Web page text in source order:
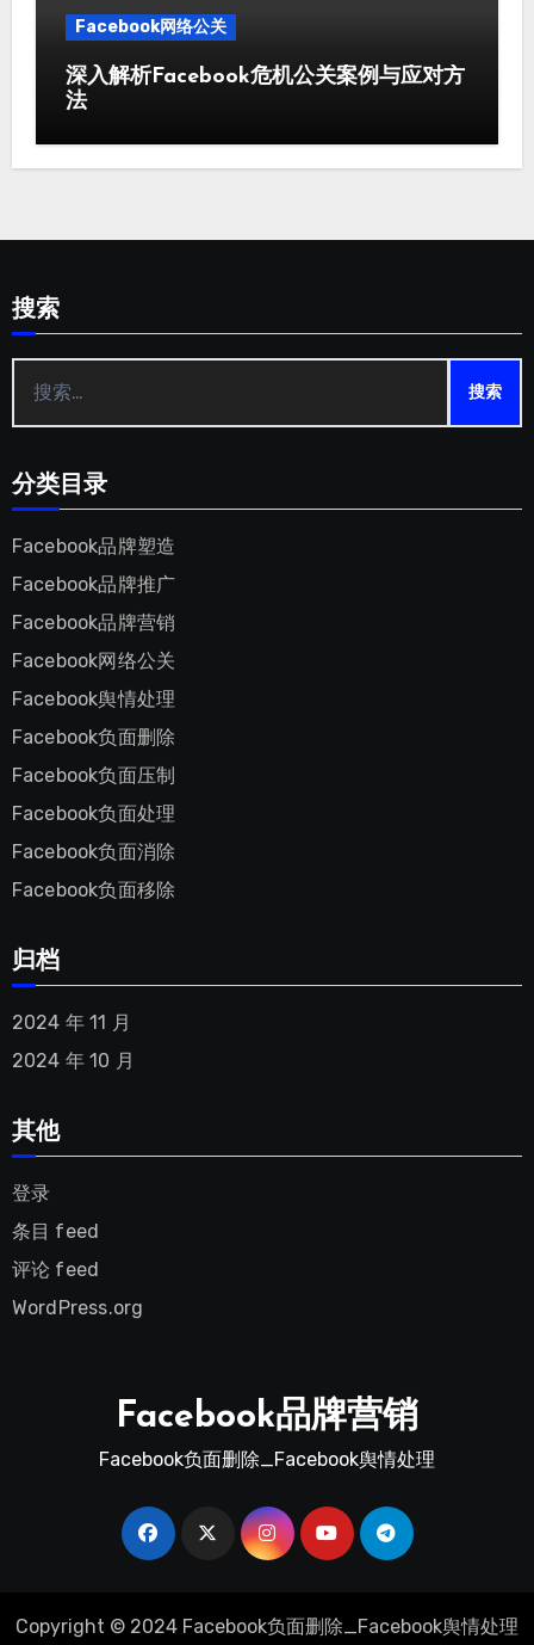
Facebook网络公关
深入解析Facebook危机公关案例与应对方
法
搜索
索：
分类目录
Facebook品牌塑造
Facebook品牌推广
Facebook品牌营销
Facebook网络公关
Facebook舆情处理
Facebook负面删除
Facebook负面压制
Facebook负面处理
Facebook负面消除
Facebook负面移除
归档
2024 年 11 月
2024 年 10 月
其他
登录
条目 feed
评论 feed
WordPress.org
Facebook品牌营销
Facebook负面删除_Facebook舆情处理
Copyright © 2024 Facebook负面删除_Facebook舆情处理